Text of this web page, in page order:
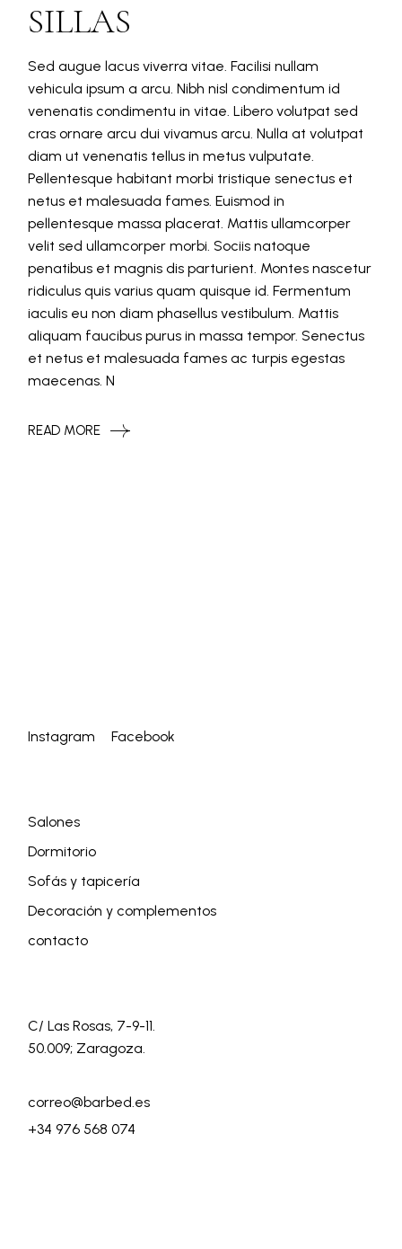
SILLAS
Sed augue lacus viverra vitae. Facilisi nullam
vehicula ipsum a arcu. Nibh nisl condimentum id
venenatis condimentu in vitae. Libero volutpat sed
cras ornare arcu dui vivamus arcu. Nulla at volutpat
diam ut venenatis tellus in metus vulputate.
Pellentesque habitant morbi tristique senectus et
netus et malesuada fames. Euismod in
pellentesque massa placerat. Mattis ullamcorper
velit sed ullamcorper morbi. Sociis natoque
penatibus et magnis dis parturient. Montes nascetur
ridiculus quis varius quam quisque id. Fermentum
iaculis eu non diam phasellus vestibulum. Mattis
aliquam faucibus purus in massa tempor. Senectus
et netus et malesuada fames ac turpis egestas
maecenas. N
READ MORE
Instagram Facebook
Salones
Dormitorio
Sofás y tapicería
Decoración y complementos
contacto
C/ Las Rosas, 7-9-11.
50.009; Zaragoza.
correo@barbed.es
+34 976 568 074